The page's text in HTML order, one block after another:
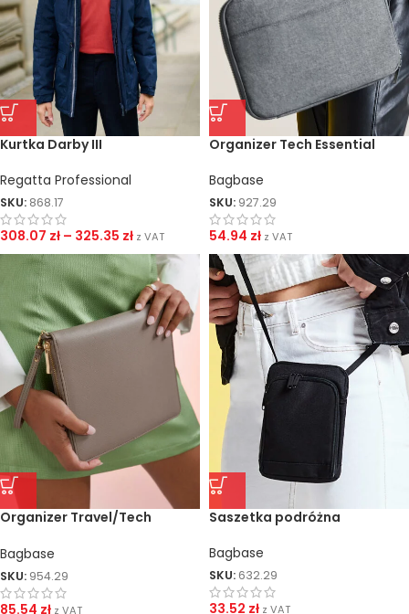
Kurtka Darby III
Regatta Professional
SKU: 868.17
308.07 zł – 325.35 zł z VAT
Organizer Tech Essential
Bagbase
SKU: 927.29
54.94 zł z VAT
Organizer Travel/Tech
Bagbase
SKU: 954.29
85.54 zł z VAT
Saszetka podróżna
Bagbase
SKU: 632.29
33.52 zł z VAT